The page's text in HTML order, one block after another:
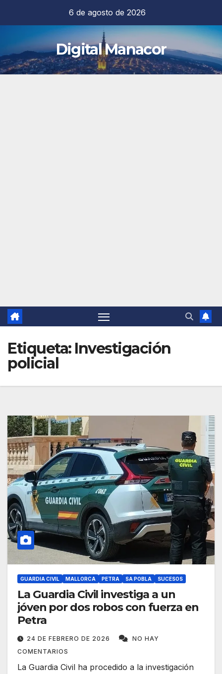
contenido
6 de agosto de 2026
Digital Manacor
Etiqueta: Investigación
policial
GUARDIA CIVIL MALLORCA PETRA SA POBLA SUCESOS
La Guardia Civil investiga a un
jóven por dos robos con fuerza en
Petra
24 DE FEBRERO DE 2026
NO HAY
COMENTARIOS
La Guardia Civil ha procedido a la investigación